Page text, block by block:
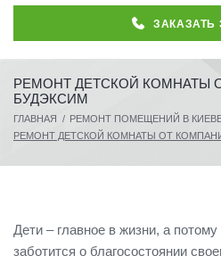
ЗАКАЗАТЬ
РЕМОНТ ДЕТСКОЙ КОМНАТЫ
БУДЭКСИМ
ГЛАВНАЯ / РЕМОНТ ПОМЕЩЕНИЙ В
РЕМОНТ ДЕТСКОЙ КОМНАТЫ ОТ
Дети – главное в жизни, а
заботится о благосостоянии